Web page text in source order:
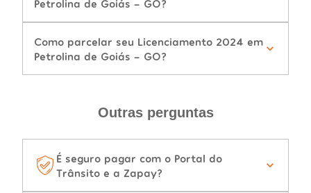
Petrolina de Goiás - GO?
Como parcelar seu Licenciamento 2024 em
Petrolina de Goiás - GO?
Outras perguntas
É seguro pagar com o Portal do
Trânsito e a Zapay?